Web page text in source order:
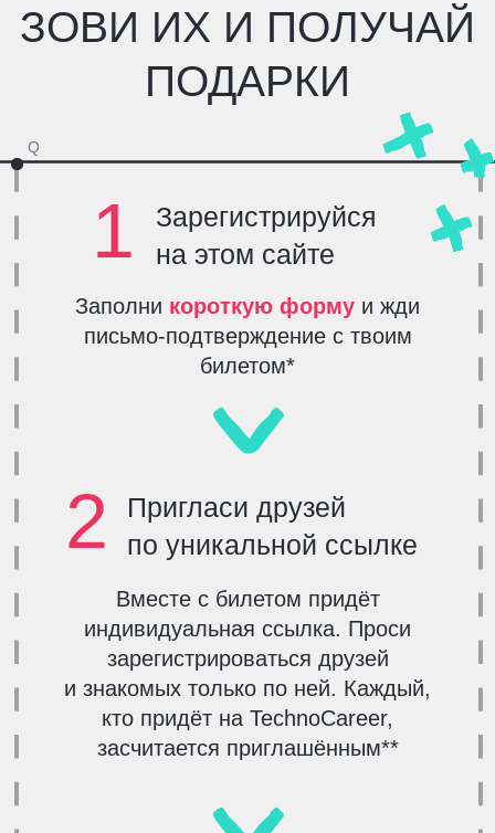
* Если тебе или твоим друзьям не пришел билет,
то напишите нам на почту: careerday@futuretoday.ru
**Сколько друзей уже зарегистрировалось по твоей
ПОЛУЧИТЬ БИЛЕТ
ПРИХОДИ И ЛИЧНО
ЗНАКОМЬСЯ
С ТОПОВЫМИ
КОМПАНИЯМИ